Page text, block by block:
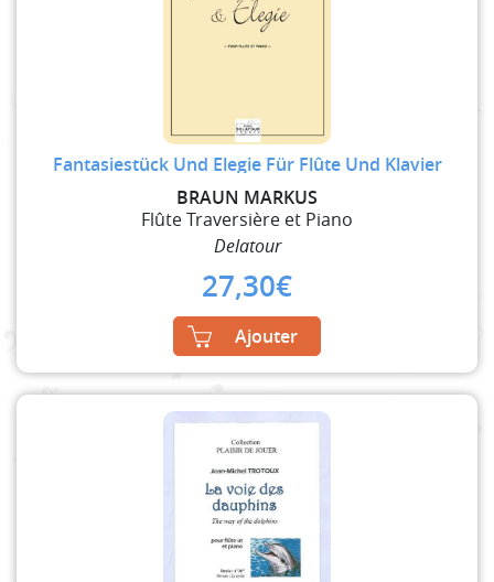
Fantasiestück Und Elegie Für Flûte Und Klavier
BRAUN MARKUS
Flûte Traversière et Piano
Delatour
27,30€
Ajouter